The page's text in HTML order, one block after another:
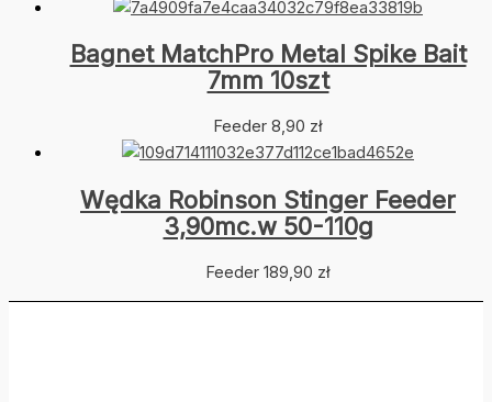
Bagnet MatchPro Metal Spike Bait
7mm 10szt
Feeder 8,90 zł
Wędka Robinson Stinger Feeder
3,90mc.w 50-110g
Feeder 189,90 zł